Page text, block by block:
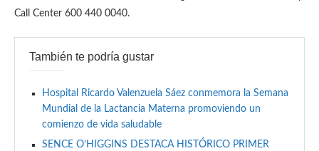
Call Center 600 440 0040.
También te podría gustar
Hospital Ricardo Valenzuela Sáez conmemora la Semana
Mundial de la Lactancia Materna promoviendo un
comienzo de vida saludable
SENCE O’HIGGINS DESTACA HISTÓRICO PRIMER